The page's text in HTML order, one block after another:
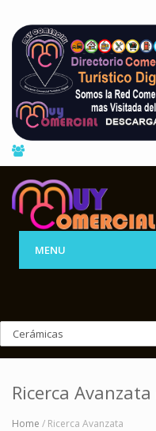
MENU
Ricerca Avanzata
Home / Ricerca Avanzata